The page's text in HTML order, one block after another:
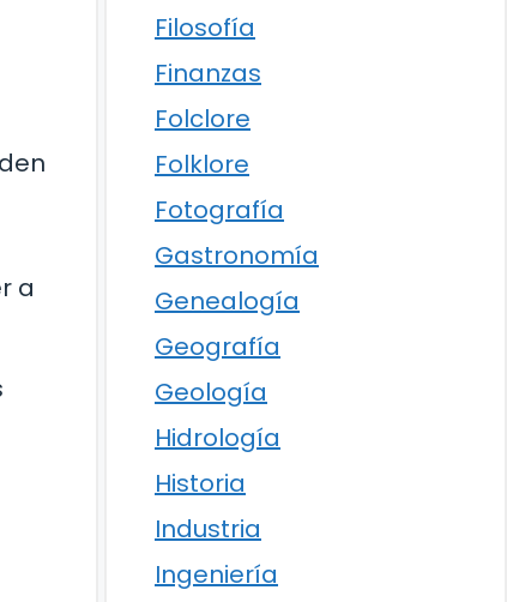
a
Filosofía
Finanzas
Folclore
Folklore
Fotografía
Gastronomía
Genealogía
Geografía
Geología
Hidrología
Historia
Industria
Ingeniería